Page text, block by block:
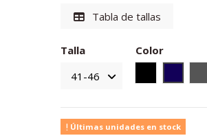
Tabla de tallas
Talla
Color
Últimas unidades en stock